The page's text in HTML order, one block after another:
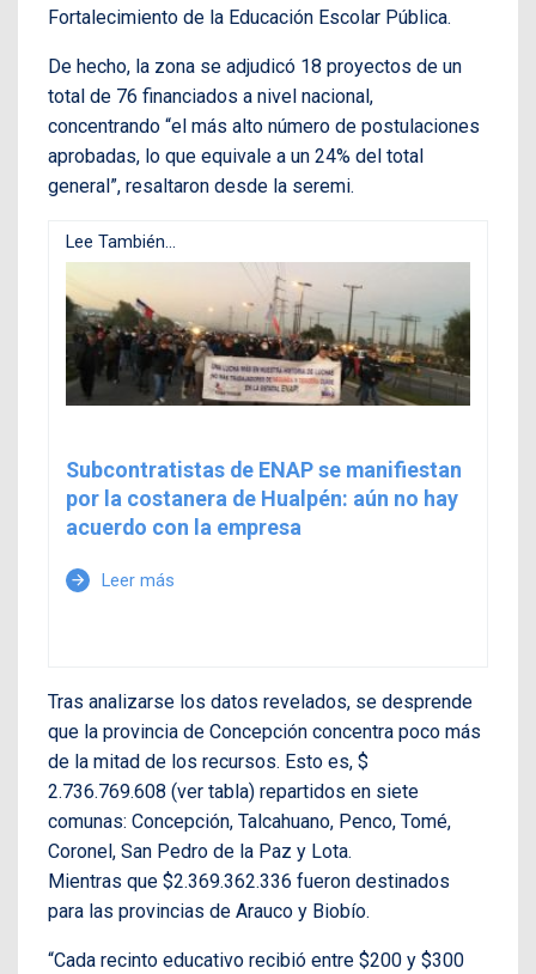
Fortalecimiento de la Educación Escolar Pública.
De hecho, la zona se adjudicó 18 proyectos de un
total de 76 financiados a nivel nacional,
concentrando “el más alto número de postulaciones
aprobadas, lo que equivale a un 24% del total
general”, resaltaron desde la seremi.
Lee También...
Subcontratistas de ENAP se manifiestan
por la costanera de Hualpén: aún no hay
acuerdo con la empresa
arrow_forward Leer más
Tras analizarse los datos revelados, se desprende
que la provincia de Concepción concentra poco más
de la mitad de los recursos. Esto es, $
2.736.769.608 (ver tabla) repartidos en siete
comunas: Concepción, Talcahuano, Penco, Tomé,
Coronel, San Pedro de la Paz y Lota.
Mientras que $2.369.362.336 fueron destinados
para las provincias de Arauco y Biobío.
“Cada recinto educativo recibió entre $200 y $300